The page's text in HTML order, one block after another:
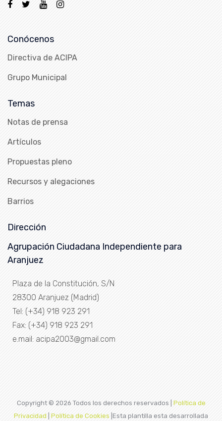
Conócenos
Directiva de ACIPA
Grupo Municipal
Temas
Notas de prensa
Artículos
Propuestas pleno
Recursos y alegaciones
Barrios
Dirección
Agrupación Ciudadana Independiente para
Aranjuez
Plaza de la Constitución, S/N
28300 Aranjuez (Madrid)
Tel: (+34) 918 923 291
Fax: (+34) 918 923 291
e.mail: acipa2003@gmail.com
Copyright © 2026 Todos los derechos reservados | Política de
Privacidad
Política de Cookies |Esta plantilla esta desarrollada